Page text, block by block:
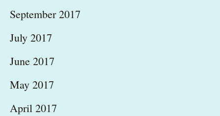
September 2017
July 2017
June 2017
May 2017
April 2017